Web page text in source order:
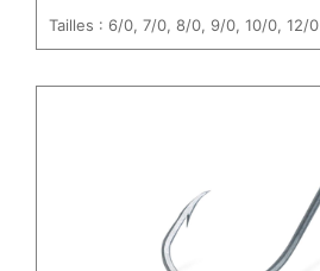
Tailles : 6/0, 7/0, 8/0, 9/0, 10/0, 12/0